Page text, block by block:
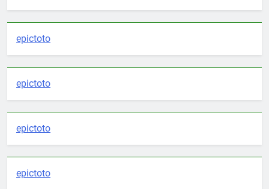
epictoto
epictoto
epictoto
epictoto